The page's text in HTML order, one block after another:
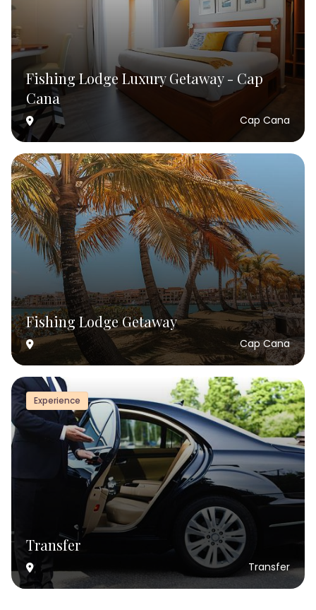
Fishing Lodge Luxury Getaway - Cap
Cana
Cap Cana
Fishing Lodge Getaway
Cap Cana
Experience
Transfer
Transfer